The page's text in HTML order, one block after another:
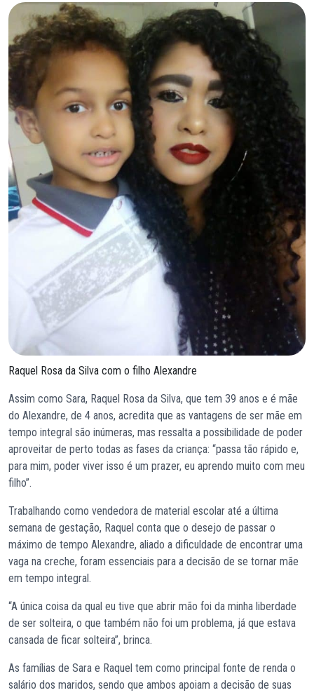
Raquel Rosa da Silva com o filho Alexandre
Assim como Sara, Raquel Rosa da Silva, que tem 39 anos e é mãe
do Alexandre, de 4 anos, acredita que as vantagens de ser mãe em
tempo integral são inúmeras, mas ressalta a possibilidade de poder
aproveitar de perto todas as fases da criança: “passa tão rápido e,
para mim, poder viver isso é um prazer, eu aprendo muito com meu
filho”.
Trabalhando como vendedora de material escolar até a última
semana de gestação, Raquel conta que o desejo de passar o
máximo de tempo Alexandre, aliado a dificuldade de encontrar uma
vaga na creche, foram essenciais para a decisão de se tornar mãe
em tempo integral.
“A única coisa da qual eu tive que abrir mão foi da minha liberdade
de ser solteira, o que também não foi um problema, já que estava
cansada de ficar solteira”, brinca.
As famílias de Sara e Raquel tem como principal fonte de renda o
salário dos maridos, sendo que ambos apoiam a decisão de suas